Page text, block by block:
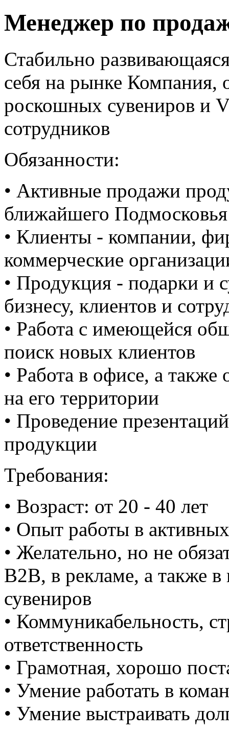
Менеджер по
Стабильно
себя на рынке
роскошных сувениров и
сотрудников
Обязанности:
• Активные продажи
ближайшего Подмосковья
• Клиенты - компании,
коммерческие
• Продукция - подарки и
бизнесу, клиентов и
• Работа с имеющейся
поиск новых клиентов
• Работа в офисе, а также
на его территории
• Проведение
продукции
Требования:
• Возраст: от 20 - 40 лет
• Опыт работы в
• Желательно, но не
B2B, в рекламе, а также
сувениров
• Коммуникабельность,
ответственность
• Грамотная, хорошо
• Умение работать в
• Умение выстраивать